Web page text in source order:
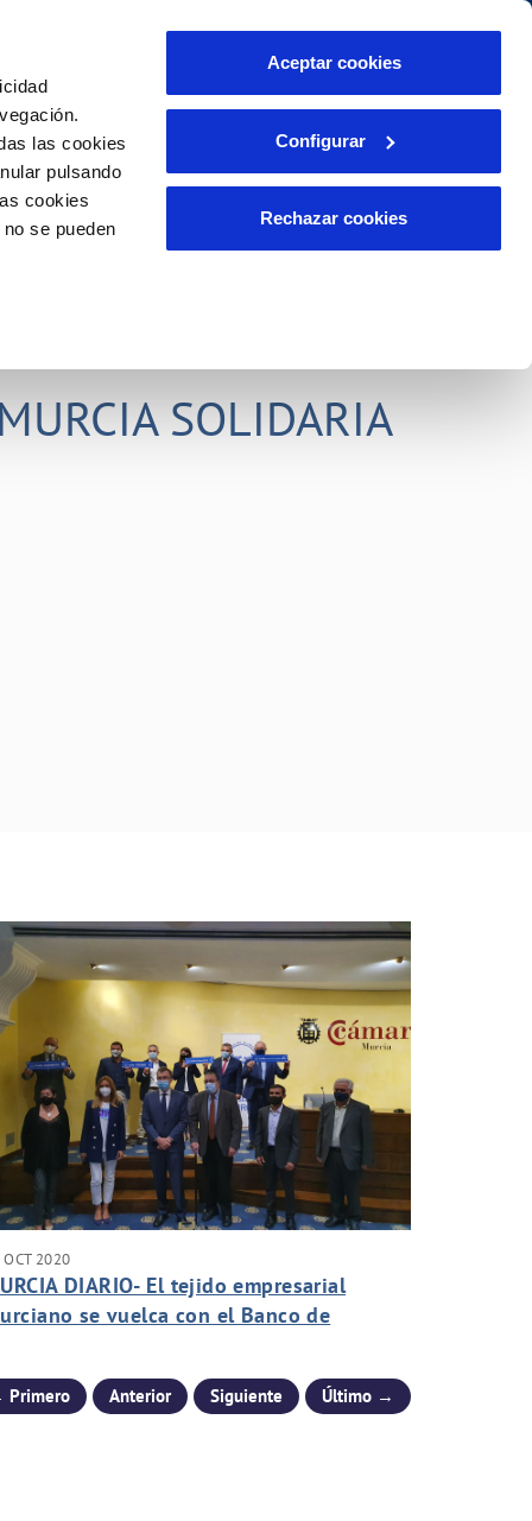
las cookies
pulsando
cookies
se pueden
Aceptar cookies
Configurar
Rechazar cookies
INCIDENCIAS
Comunica anomalías o posibles
PORTAL DE TRANSPARENCIA
Área de clientes
SOLIDARIA
2020
DIARIO- El tejido empresarial
se vuelca con el Banco de
Anterior Siguiente Último →